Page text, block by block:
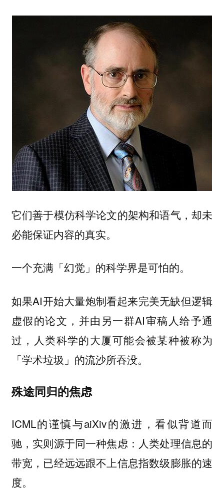
它们善于模仿科学论文的架构和语气，却未
必能保证内容的真实。
一个充满「幻觉」的科学界是可怕的。
如果AI开始大量炮制看起来完美无缺但逻辑
虚假的论文，并由另一群AI审稿人给予通
过，人类科学的大厦可能会被某种被称为
「学术垃圾」的流沙所吞没。
殊途同归的焦虑
ICML的谨慎与aiXiv的激进，看似背道而
驰，实则源于同一种焦虑：人类处理信息的
带宽，已经远远跟不上信息指数级膨胀的速
度。